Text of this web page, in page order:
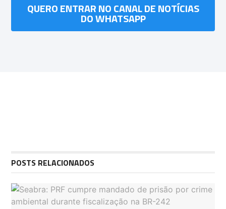
QUERO ENTRAR NO CANAL DE NOTÍCIAS
DO WHATSAPP
POSTS RELACIONADOS